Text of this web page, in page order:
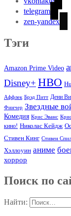
telegram
zen-yandex
Тэги
Amazon Prime Video
Disney+ HBO
Аффлек Брэд Питт Дени
Финчер Звездные
Комедия Крис Эванс
кино! Николас Кейдж
Стивен Кинг Стивен
Хэллоуин аниме
хоррор
Поиск по
Найти: